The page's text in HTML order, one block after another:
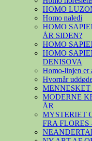
HOMO
Homo naledi
HOMO
ÅR SIDEN?
HOMO
HOMO
DENISOVA
Homo-linjen er
Hvornår
MENNESKET
MODERNE
ÅR
MYSTERIET
FRA FLORES